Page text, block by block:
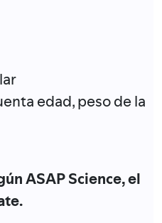
edad, peso de la
ASAP Science, el